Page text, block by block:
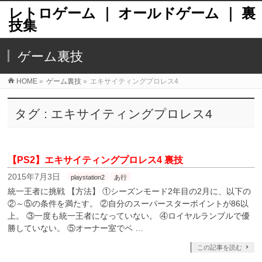
レトロゲーム ｜ オールドゲーム ｜ 裏
技集
ゲーム裏技
HOME » ゲーム裏技 » エキサイティングプロレス4
タグ : エキサイティングプロレス4
【PS2】エキサイティングプロレス4 裏技
2015年7月3日 playstation2 あ行
統一王者に挑戦 【方法】 ①シーズンモード2年目の2月に、以下の
②～⑤の条件を満たす。 ②自分のスーパースターポイントが86以
上。 ③一度も統一王者になっていない。 ④ロイヤルランブルで優
勝していない。 ⑤オーナー室でベ …
この記事を読む